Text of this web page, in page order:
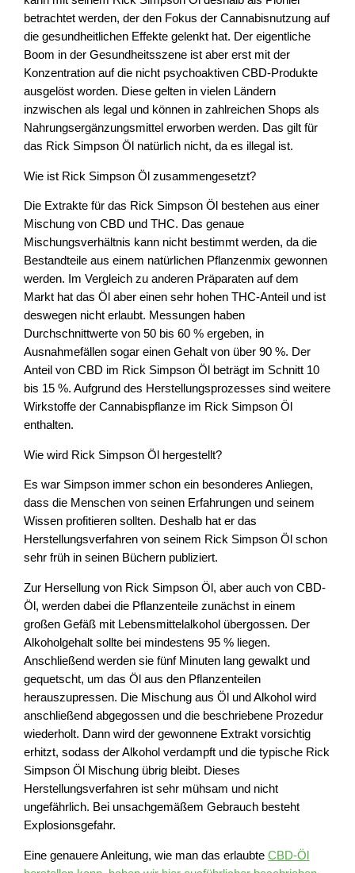
betrachtet werden, der den Fokus der Cannabisnutzung auf
die gesundheitlichen Effekte gelenkt hat. Der eigentliche
Boom in der Gesundheitsszene ist aber erst mit der
Konzentration auf die nicht psychoaktiven CBD-Produkte
ausgelöst worden. Diese gelten in vielen Ländern
inzwischen als legal und können in zahlreichen Shops als
Nahrungsergänzungsmittel erworben werden. Das gilt für
das Rick Simpson Öl natürlich nicht, da es illegal ist.
Wie ist Rick Simpson Öl zusammengesetzt?
Die Extrakte für das Rick Simpson Öl bestehen aus einer
Mischung von CBD und THC. Das genaue
Mischungsverhältnis kann nicht bestimmt werden, da die
Bestandteile aus einem natürlichen Pflanzenmix gewonnen
werden. Im Vergleich zu anderen Präparaten auf dem
Markt hat das Öl aber einen sehr hohen THC-Anteil und ist
deswegen nicht erlaubt. Messungen haben
Durchschnittwerte von 50 bis 60 % ergeben, in
Ausnahmefällen sogar einen Gehalt von über 90 %. Der
Anteil von CBD im Rick Simpson Öl beträgt im Schnitt 10
bis 15 %. Aufgrund des Herstellungsprozesses sind weitere
Wirkstoffe der Cannabispflanze im Rick Simpson Öl
enthalten.
Wie wird Rick Simpson Öl hergestellt?
Es war Simpson immer schon ein besonderes Anliegen,
dass die Menschen von seinen Erfahrungen und seinem
Wissen profitieren sollten. Deshalb hat er das
Herstellungsverfahren von seinem Rick Simpson Öl schon
sehr früh in seinen Büchern publiziert.
Zur Hersellung von Rick Simpson Öl, aber auch von CBD-
Öl, werden dabei die Pflanzenteile zunächst in einem
großen Gefäß mit Lebensmittelalkohol übergossen. Der
Alkoholgehalt sollte bei mindestens 95 % liegen.
Anschließend werden sie fünf Minuten lang gewalkt und
gequetscht, um das Öl aus den Pflanzenteilen
herauszupressen. Die Mischung aus Öl und Alkohol wird
anschließend abgegossen und die beschriebene Prozedur
wiederholt. Dann wird der gewonnene Extrakt vorsichtig
erhitzt, sodass der Alkohol verdampft und die typische Rick
Simpson Öl Mischung übrig bleibt. Dieses
Herstellungsverfahren ist sehr mühsam und nicht
ungefährlich. Bei unsachgemäßem Gebrauch besteht
Explosionsgefahr.
Eine genauere Anleitung, wie man das erlaubteCBD-Öl